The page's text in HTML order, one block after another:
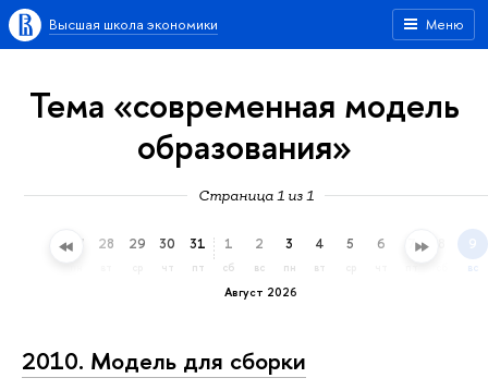
Меню
Высшая школа экономики
Тема «современная модель
образования»
Страница 1 из 1
27 28 29 30
чт
31
пт
Август 2026
1
сб
2
вс
3
пн
4
вт
5 6 7 9
вс
2010. Модель для сборки